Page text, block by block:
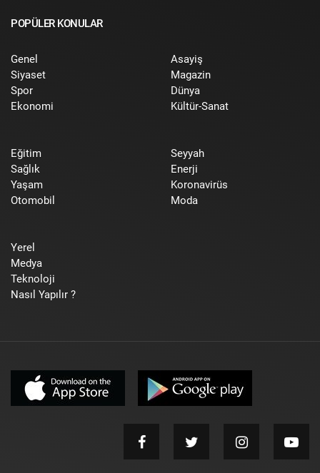
POPÜLER KONULAR
Genel
Siyaset
Spor
Ekonomi
Asayiş
Magazin
Dünya
Kültür-Sanat
Eğitim
Sağlık
Yaşam
Otomobil
Seyyah
Enerji
Koronavirüs
Moda
Yerel
Medya
Teknoloji
Nasıl Yapılır ?